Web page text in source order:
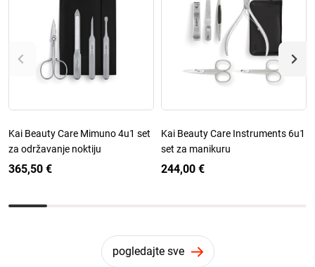
Kai Beauty Care Mimuno 4u1 set
za održavanje noktiju
365,50 €
Kai Beauty Care Instruments 6u1
set za manikuru
244,00 €
pogledajte sve